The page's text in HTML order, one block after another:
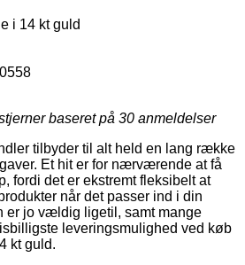
i 14 kt guld
baseret på 30 anmeldelser
tilbyder til alt held en lang række
Et hit er for nærværende at få
fordi det er ekstremt fleksibelt at
når det passer ind i din
er jo vældig ligetil, samt mange
leveringsmulighed ved køb
kt guld.